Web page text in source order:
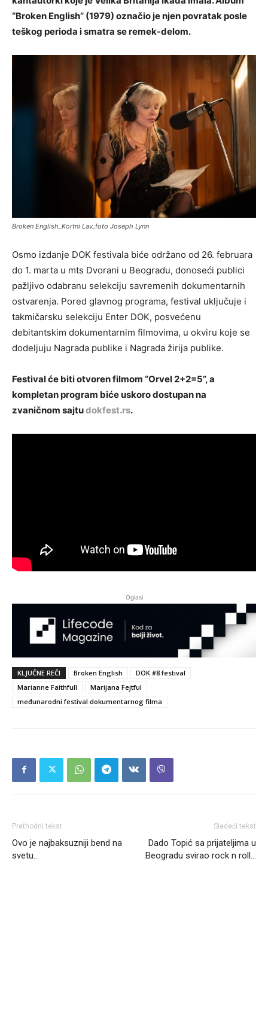
“Broken English” (1979) označio je njen povratak posle
teškog perioda i smatra se remek-delom.
Broken English_Kortni Lav_foto Joseph Lynn
Osmo izdanje DOK festivala biće održano od 26. februara
do 1. marta u mts Dvorani u Beogradu, donoseći publici
pažljivo odabranu selekciju savremenih dokumentarnih
ostvarenja. Pored glavnog programa, festival uključuje i
takmičarsku selekciju Enter DOK, posvećenu
debitantskim dokumentarnim filmovima, u okviru koje se
dodeljuju Nagrada publike i Nagrada žirija publike.
Festival će biti otvoren filmom “Orvel 2+2=5”, a
kompletan program biće uskoro dostupan na
zvaničnom sajtudokfest.rs.
Oglasi
KLJUČNE REČI Broken English
DOK #8 festival
Marianne Faithfull
Marijana Fejtful
međunarodni festival dokumentarnog filma
Prethodni tekst
Ovo je najbaksuzniji bend na
svetu…
Sledeći tekst
Dado Topić sa prijateljima u
Beogradu svirao rock n roll…